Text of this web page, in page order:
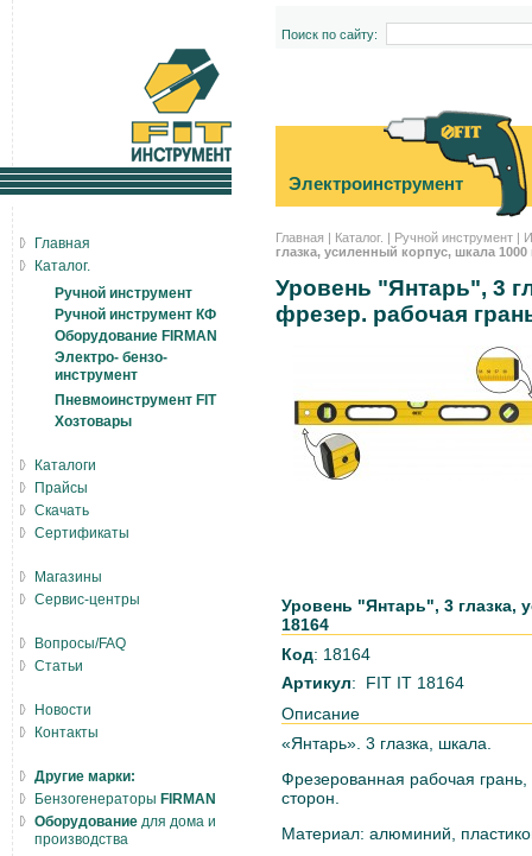
Поиск по сайту:
Электроинструмент
Главная | Каталог. | Ручной инструмент |
глазка, усиленный корпус, шкала 1000
Уровень "Янтарь", 3
фрезер. рабочая
Уровень "Янтарь", 3 глазка,
18164
Код: 18164
Артикул: FIT IT 18164
Описание
«Янтарь». 3 глазка, шкала.
Фрезерованная рабочая
сторон.
Материал: алюминий,
Главная
Каталог.
Ручной инструмент
Ручной инструмент КФ
Оборудование FIRMAN
Электро- бензо-
инструмент
Пневмоинструмент FIT
Хозтовары
Каталоги
Прайсы
Скачать
Сертификаты
Магазины
Сервис-центры
Вопросы/FAQ
Статьи
Новости
Контакты
Другие марки:
Бензогенераторы FIRMAN
Оборудование для дома и
производства